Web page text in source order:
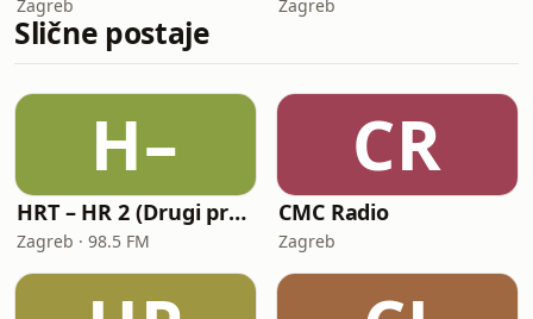
Zagreb Zagreb
Slične postaje
H–
HRT – HR 2 (Drugi program Hrvatskoga radija)
Zagreb · 98.5 FM
CR
CMC Radio
Zagreb